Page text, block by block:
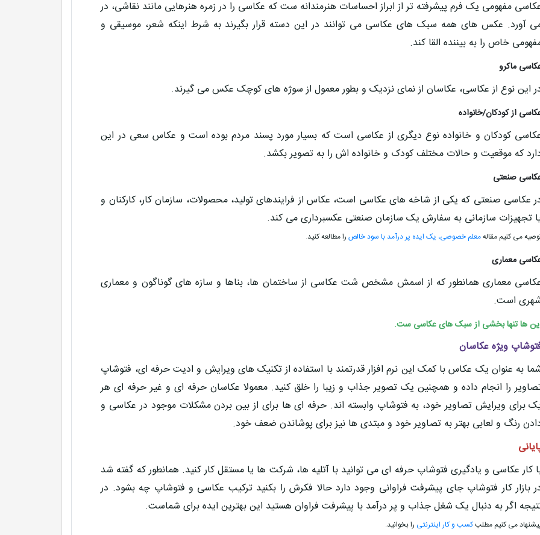
مفهومی یک فرم پیشرفته تر از ابراز احساسات هنرمندانه ست که عکاسی را در زمره هنرهایی مانند نقاشی، در
آورد. عکس های همه سبک های عکاسی می توانند در این دسته قرار بگیرند به شرط اینکه شعر، موسیقی و
خاص را به بیننده القا کند.
ماکرو
این نوع از عکاسی، عکاسان از نمای نزدیک و بطور معمول از سوژه های کوچک عکس می گیرند.
از کودکان/خانواده
کودکان و خانواده نوع دیگری از عکاسی است که بسیار مورد پسند مردم بوده است و عکاس سعی در این
که موقعیت و حالات مختلف کودک و خانواده اش را به تصویر بکشد.
صنعتی
عکاسی صنعتی که یکی از شاخه های عکاسی است، عکاس از فرایندهای تولید، محصولات، سازمان کار، کارکنان و
تجهیزات سازمانی به سفارش یک سازمان صنعتی عکسبرداری می کند.
می کنیم مقالهمعلم خصوصی، یک ایده پر درآمد با سود خالصرا مطالعه کنید.
معماری
معماری همانطور که از اسمش مشخص شت عکاسی از ساختمان ها، بناها و سازه های گوناگون و معماری
است.
ها تنها بخشی از سبک های عکاسی ست.
ویژه عکاسان
به عنوان یک عکاس با کمک این نرم افزار قدرتمند با استفاده از تکنیک های ویرایش و ادیت حرفه ای، فتوشاپ
را انجام داده و همچنین یک تصویر جذاب و زیبا را خلق کنید. معمولا عکاسان حرفه ای و غیر حرفه ای هر
برای ویرایش تصاویر خود، به فتوشاپ وابسته اند. حرفه ای ها برای از بین بردن مشکلات موجود در عکاسی و
رنگ و لعابی بهتر به تصاویر خود و مبتدی ها نیز برای پوشاندن ضعف خود.
کار عکاسی و یادگیری فتوشاپ حرفه ای می توانید با آتلیه ها، شرکت ها یا مستقل کار کنید. همانطور که گفته شد
بازار کار فتوشاپ جای پیشرفت فراوانی وجود دارد حالا فکرش را بکنید ترکیب عکاسی و فتوشاپ چه بشود. در
اگر به دنبال یک شغل جذاب و پر درآمد با پیشرفت فراوان هستید این بهترین ایده برای شماست.
می کنیم مطلبکسب و کار اینترنتی را بخوانید.